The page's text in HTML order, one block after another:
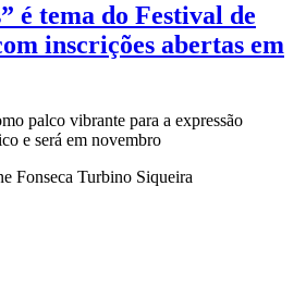
é tema do Festival de
inscrições abertas em
palco vibrante para a expressão
e será em novembro
Fonseca Turbino Siqueira